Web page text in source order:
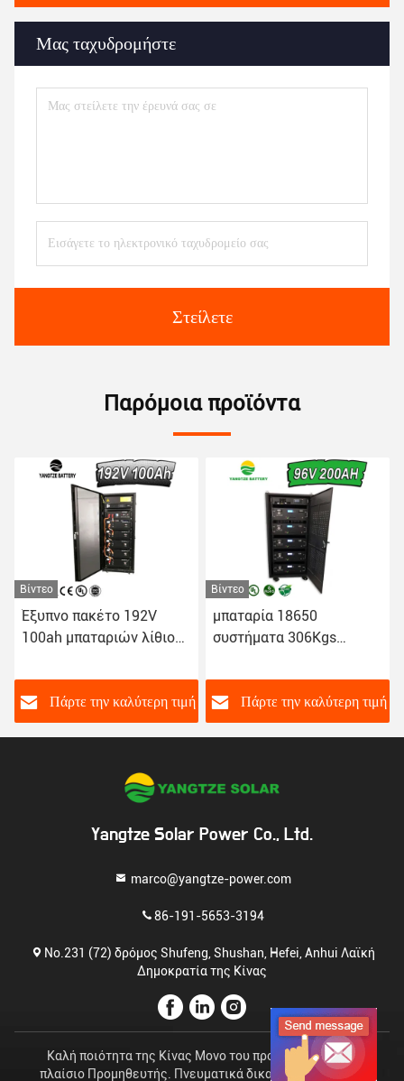
Μας ταχυδρομήστε
Στείλετε
Παρόμοια προϊόντα
Βίντεο
Έξυπνο πακέτο 192V
100ah μπαταριών λίθιου
Πάρτε την καλύτερη τιμή
Βίντεο
μπαταρία 18650
συστήματα 306Kgs
τάσης 96V 200Ah
αποθήκευσης
Πάρτε την καλύτερη τιμή
Yangtze Solar Power Co., Ltd.
marco@yangtze-power.com
86-191-5653-3194
No.231 (72) δρόμος Shufeng, Shushan, Hefei, Anhui Λαϊκή
Δημοκρατία της Κίνας
Καλή ποιότητα της Κίνας Μονο του προσώπου ηλιακό
πλαίσιο Προμηθευτής. Πνευματικά δικαιώματα © 2023-